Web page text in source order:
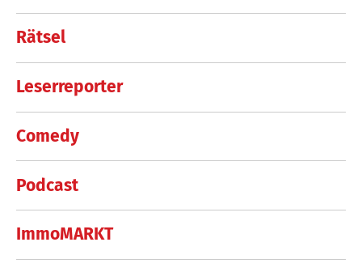
Rätsel
Leserreporter
Comedy
Podcast
ImmoMARKT